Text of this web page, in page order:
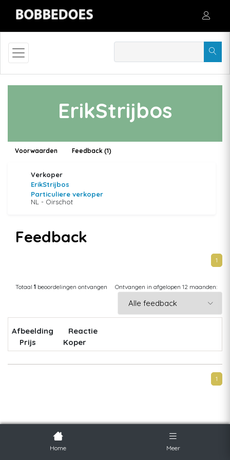
ErikStrijbos
Voorwaarden Feedback (1)
Verkoper
ErikStrijbos
Particuliere verkoper
NL - Oirschot
Feedback
1
Totaal 1 beoordelingen ontvangen Ontvangen in afgelopen 12 maanden:
Afbeelding
Reactie
Prijs
Koper
1
Home Meer